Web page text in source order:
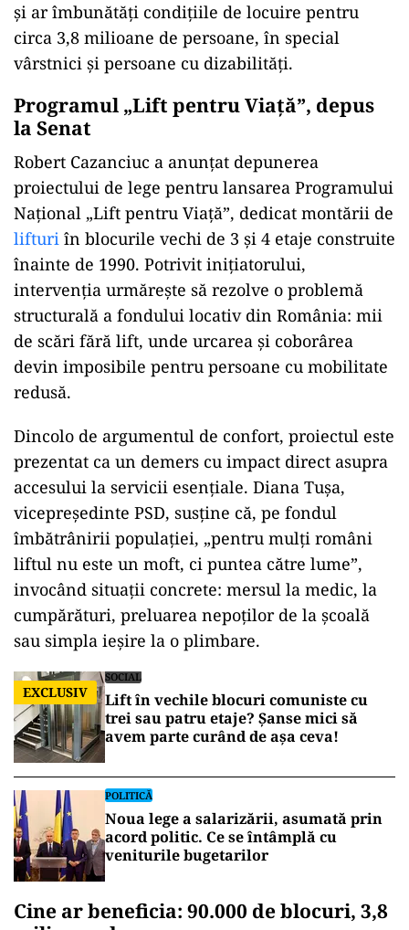
și ar îmbunătăți condițiile de locuire pentru
circa 3,8 milioane de persoane, în special
vârstnici și persoane cu dizabilități.
Programul „Lift pentru Viață”, depus
la Senat
Robert Cazanciuc a anunțat depunerea
proiectului de lege pentru lansarea Programului
Național „Lift pentru Viață”, dedicat montării de
lifturi în blocurile vechi de 3 și 4 etaje construite
înainte de 1990. Potrivit inițiatorului,
intervenția urmărește să rezolve o problemă
structurală a fondului locativ din România: mii
de scări fără lift, unde urcarea și coborârea
devin imposibile pentru persoane cu mobilitate
redusă.
Dincolo de argumentul de confort, proiectul este
prezentat ca un demers cu impact direct asupra
accesului la servicii esențiale. Diana Tușa,
vicepreședinte PSD, susține că, pe fondul
îmbătrânirii populației, „pentru mulți români
liftul nu este un moft, ci puntea către lume”,
invocând situații concrete: mersul la medic, la
cumpărături, preluarea nepoților de la școală
sau simpla ieșire la o plimbare.
EXCLUSIV
SOCIAL
Lift în vechile blocuri comuniste cu
trei sau patru etaje? Șanse mici să
avem parte curând de așa ceva!
POLITICĂ
Noua lege a salarizării, asumată prin
acord politic. Ce se întâmplă cu
veniturile bugetarilor
Cine ar beneficia: 90.000 de blocuri, 3,8